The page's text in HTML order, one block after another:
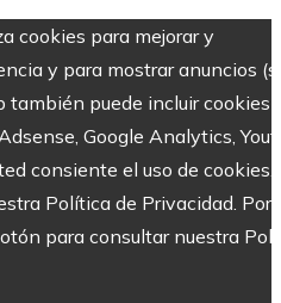
cookies para mejorar y
y para mostrar anuncios
también puede incluir cookies
Google Analytics,
consiente el uso de cookies.
Política de Privacidad. Por
para consultar nuestra